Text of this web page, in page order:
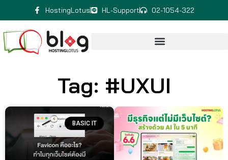
HostingLotus HL-Support 02-1054-322
Tag: #UXUI
BASIC IT